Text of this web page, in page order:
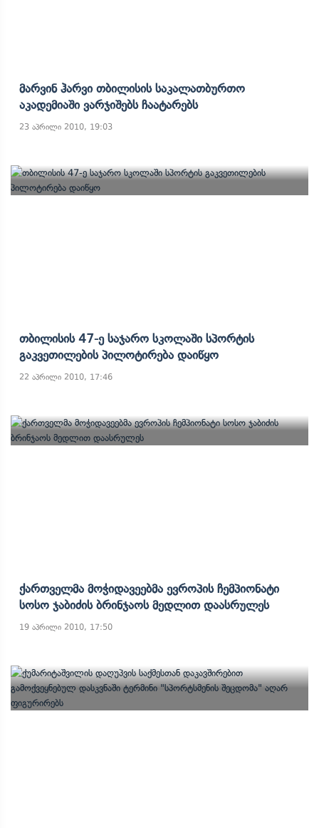
Მარვინ Ჰარვი Თბილისის Საკალათბურთო
Აკადემიაში Ვარჯიშებს Ჩაატარებს
23 აპრილი 2010, 19:03
Თბილისის 47-Ე Საჯარო Სკოლაში Სპორტის
Გაკვეთილების Პილოტირება Დაიწყო
22 აპრილი 2010, 17:46
Ქართველმა Მოჭიდავეებმა Ევროპის Ჩემპიონატი
Სოსო Ჯაბიძის Ბრინჯაოს Მედლით Დაასრულეს
19 აპრილი 2010, 17:50